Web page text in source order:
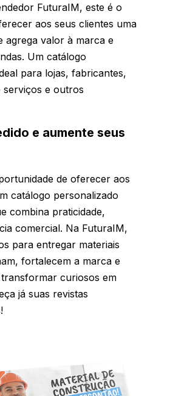
FuturaIM, este é o
aos seus clientes uma
agrega valor à marca e
Um catálogo
para lojas, fabricantes,
serviços e outros
e aumente seus
de oferecer aos
catálogo personalizado
combina praticidade,
comercial. Na FuturaIM,
para entregar materiais
fortalecem a marca e
curiosos em
já suas revistas